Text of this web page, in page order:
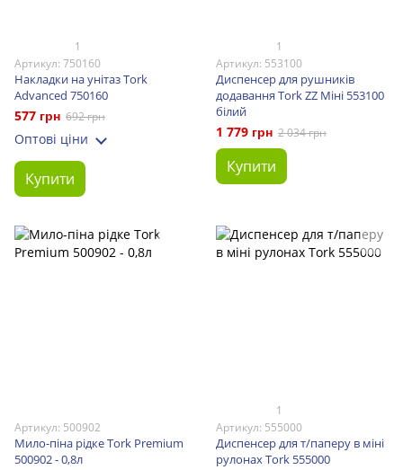
1
Артикул: 750160
Накладки на унітаз Tork
Advanced 750160
577 грн 692 грн
Оптові ціни
Купити
1
Артикул: 553100
Диспенсер для рушників
додавання Tork ZZ Міні 553100
білий
1 779 грн 2 034 грн
Купити
Артикул: 500902
Мило-піна рідке Tork Premium
500902 - 0,8л
1
Артикул: 555000
Диспенсер для т/паперу в міні
рулонах Tork 555000